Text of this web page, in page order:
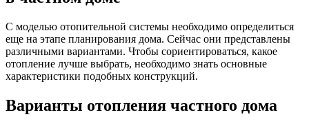
С моделью отопительной системы необходимо определиться
еще на этапе планирования дома. Сейчас они представлены
различными вариантами. Чтобы сориентироваться, какое
отопление лучше выбрать, необходимо знать основные
характеристики подобных конструкций.
Варианты отопления частного дома